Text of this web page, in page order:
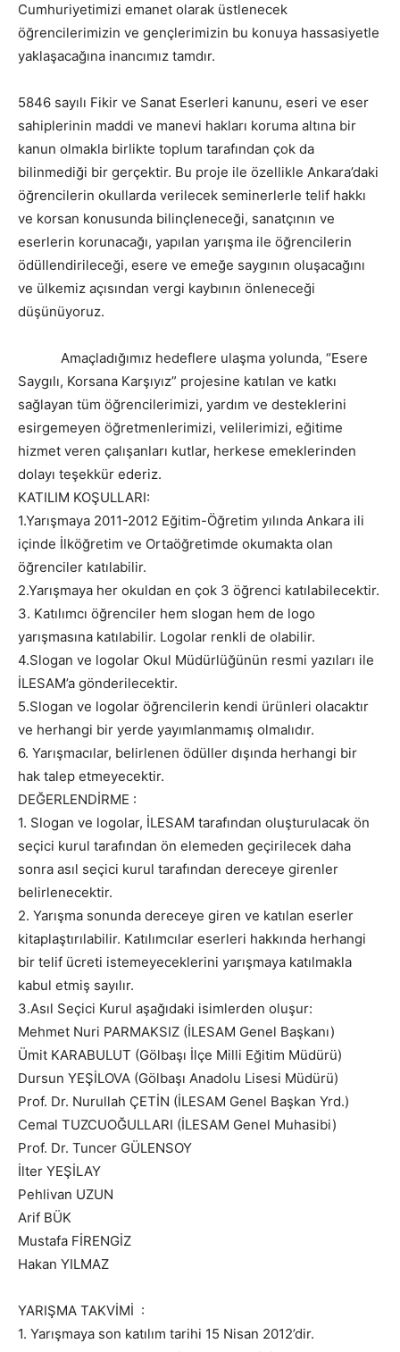
Cumhuriyetimizi emanet olarak üstlenecek
öğrencilerimizin ve gençlerimizin bu konuya hassasiyetle
yaklaşacağına inancımız tamdır.
5846 sayılı Fikir ve Sanat Eserleri kanunu, eseri ve eser
sahiplerinin maddi ve manevi hakları koruma altına bir
kanun olmakla birlikte toplum tarafından çok da
bilinmediği bir gerçektir. Bu proje ile özellikle Ankara’daki
öğrencilerin okullarda verilecek seminerlerle telif hakkı
ve korsan konusunda bilinçleneceği, sanatçının ve
eserlerin korunacağı, yapılan yarışma ile öğrencilerin
ödüllendirileceği, esere ve emeğe saygının oluşacağını
ve ülkemiz açısından vergi kaybının önleneceği
düşünüyoruz.
Amaçladığımız hedeflere ulaşma yolunda, “Esere
Saygılı, Korsana Karşıyız” projesine katılan ve katkı
sağlayan tüm öğrencilerimizi, yardım ve desteklerini
esirgemeyen öğretmenlerimizi, velilerimizi, eğitime
hizmet veren çalışanları kutlar, herkese emeklerinden
dolayı teşekkür ederiz.
KATILIM KOŞULLARI:
1.Yarışmaya 2011-2012 Eğitim-Öğretim yılında Ankara ili
içinde İlköğretim ve Ortaöğretimde okumakta olan
öğrenciler katılabilir.
2.Yarışmaya her okuldan en çok 3 öğrenci katılabilecektir.
3. Katılımcı öğrenciler hem slogan hem de logo
yarışmasına katılabilir. Logolar renkli de olabilir.
4.Slogan ve logolar Okul Müdürlüğünün resmi yazıları ile
İLESAM’a gönderilecektir.
5.Slogan ve logolar öğrencilerin kendi ürünleri olacaktır
ve herhangi bir yerde yayımlanmamış olmalıdır.
6. Yarışmacılar, belirlenen ödüller dışında herhangi bir
hak talep etmeyecektir.
DEĞERLENDİRME :
1. Slogan ve logolar, İLESAM tarafından oluşturulacak ön
seçici kurul tarafından ön elemeden geçirilecek daha
sonra asıl seçici kurul tarafından dereceye girenler
belirlenecektir.
2. Yarışma sonunda dereceye giren ve katılan eserler
kitaplaştırılabilir. Katılımcılar eserleri hakkında herhangi
bir telif ücreti istemeyeceklerini yarışmaya katılmakla
kabul etmiş sayılır.
3.Asıl Seçici Kurul aşağıdaki isimlerden oluşur:
Mehmet Nuri PARMAKSIZ (İLESAM Genel Başkanı)
Ümit KARABULUT (Gölbaşı İlçe Milli Eğitim Müdürü)
Dursun YEŞİLOVA (Gölbaşı Anadolu Lisesi Müdürü)
Prof. Dr. Nurullah ÇETİN (İLESAM Genel Başkan Yrd.)
Cemal TUZCUOĞULLARI (İLESAM Genel Muhasibi)
Prof. Dr. Tuncer GÜLENSOY
İlter YEŞİLAY
Pehlivan UZUN
Arif BÜK
Mustafa FİRENGİZ
Hakan YILMAZ
YARIŞMA TAKVİMİ :
1. Yarışmaya son katılım tarihi 15 Nisan 2012’dir.